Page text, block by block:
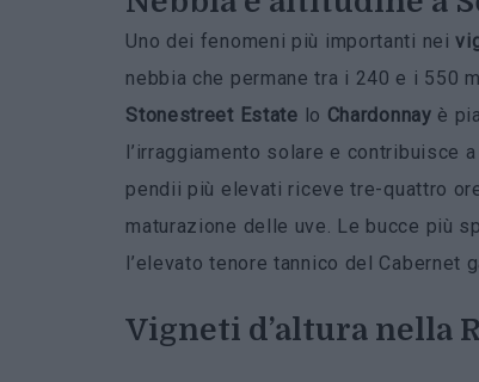
Uno dei fenomeni più importanti nei
nebbia che permane tra i 240 e i 550
Stonestreet Estate lo Chardonnay è
l’irraggiamento solare e contribuisce
pendii più elevati riceve tre-quattro
maturazione delle uve. Le bucce più
l’elevato tenore tannico del
Vigneti d’altura nella